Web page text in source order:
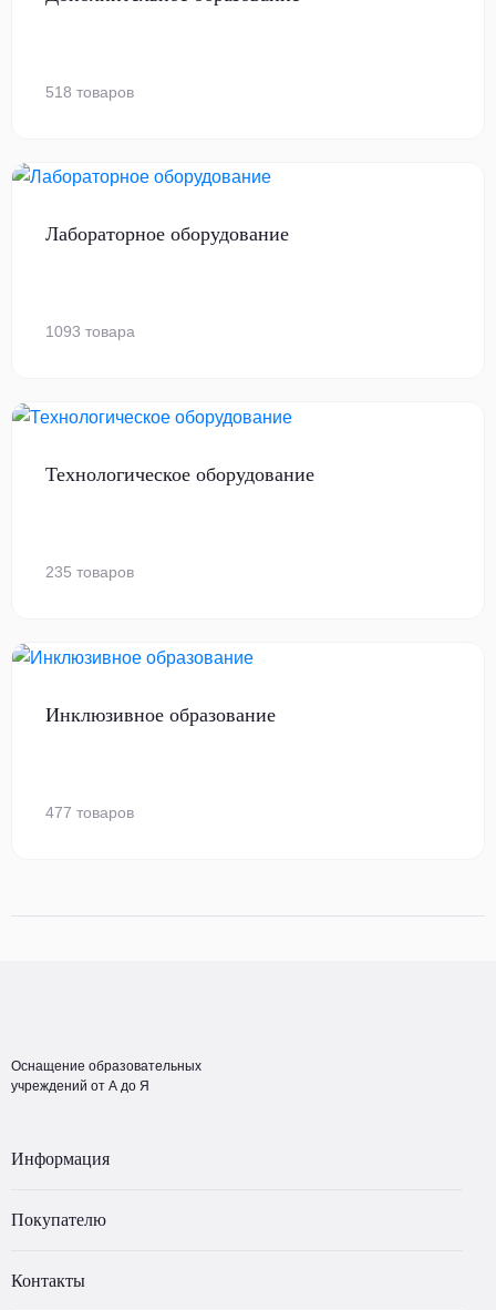
518 товаров
Лабораторное оборудование
1093 товара
Технологическое оборудование
235 товаров
Инклюзивное образование
477 товаров
Оснащение образовательных
учреждений от А до Я
Информация
Покупателю
Контакты